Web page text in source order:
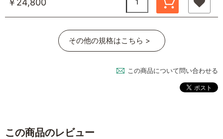
￥24,800
その他の規格はこちら >
この商品について問い合わせる
この商品のレビュー